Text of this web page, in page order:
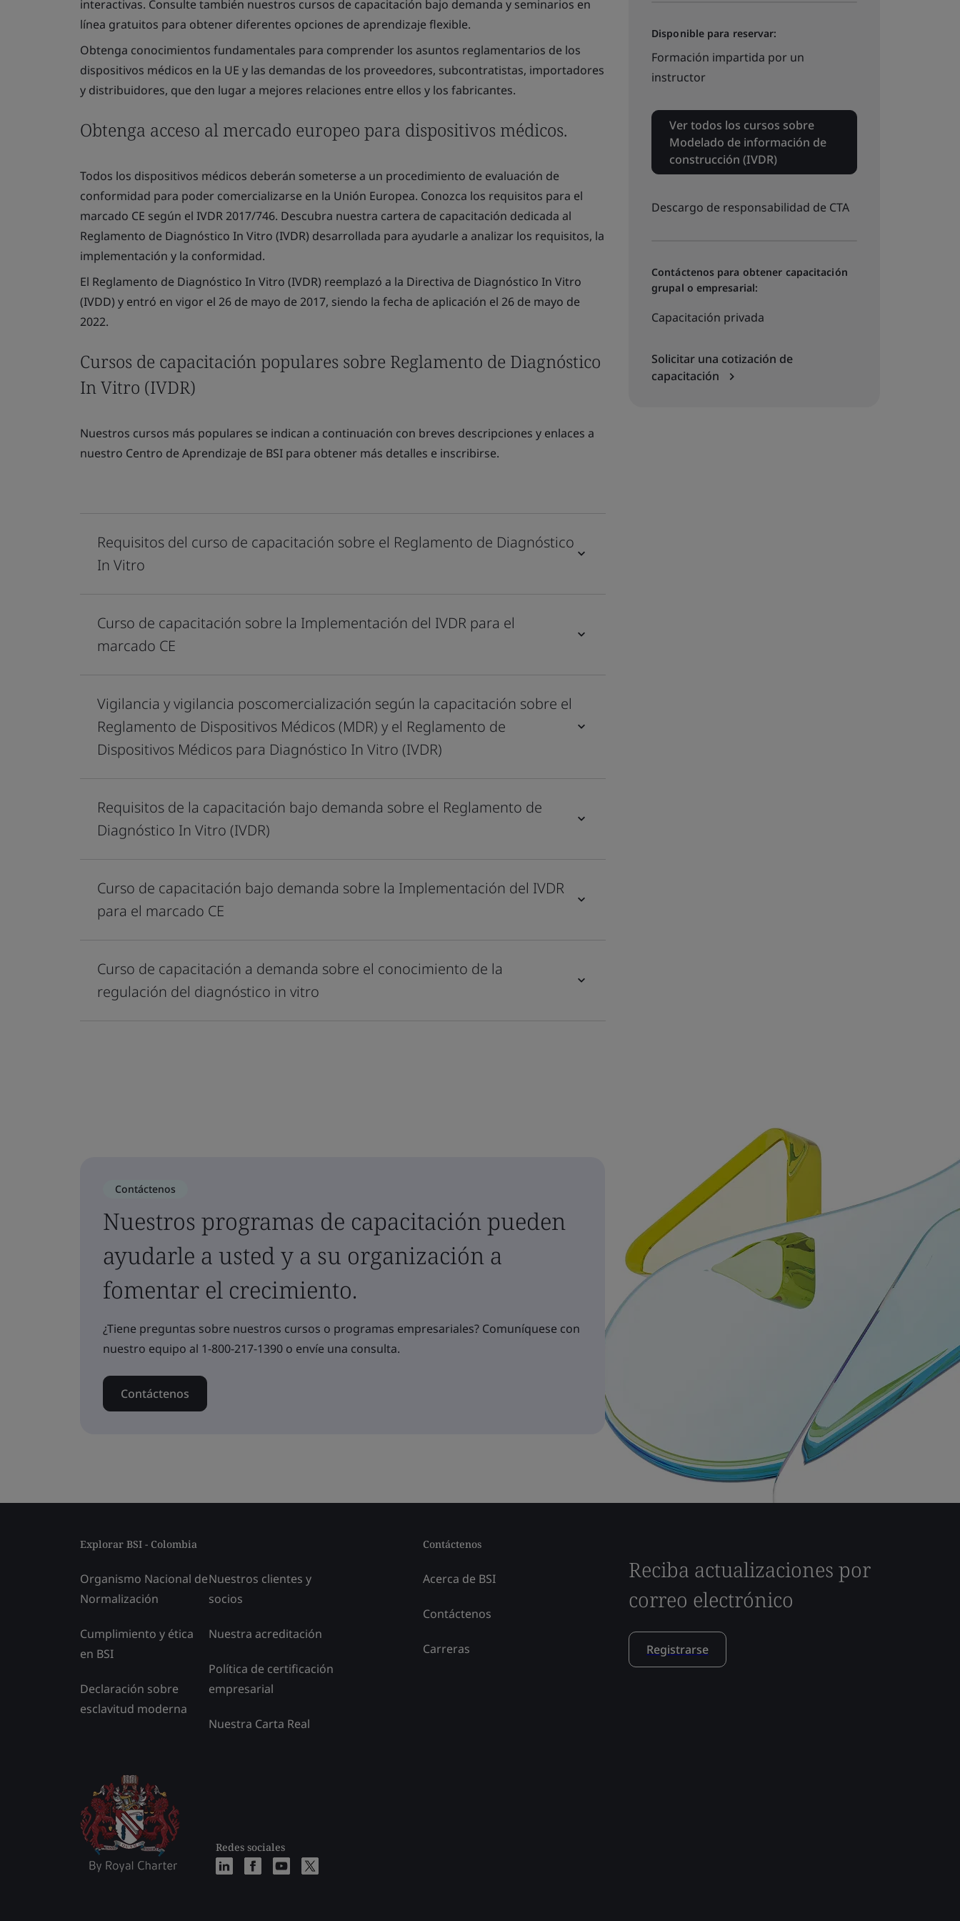
Disponible para reservar:
Formación impartida por un
instructor
Ver todos los cursos sobre
Modelado de información de
construcción (IVDR)
Descargo de responsabilidad de CTA
Contáctenos para obtener capacitación
grupal o empresarial:
Capacitación privada
Solicitar una cotización de
capacitación
interactivas. Consulte también nuestros cursos de capacitación bajo demanda y seminarios en
línea gratuitos para obtener diferentes opciones de aprendizaje flexible.
Obtenga conocimientos fundamentales para comprender los asuntos reglamentarios de los
dispositivos médicos en la UE y las demandas de los proveedores, subcontratistas, importadores
y distribuidores, que den lugar a mejores relaciones entre ellos y los fabricantes.
Obtenga acceso al mercado europeo para dispositivos médicos.
Todos los dispositivos médicos deberán someterse a un procedimiento de evaluación de
conformidad para poder comercializarse en la Unión Europea. Conozca los requisitos para el
marcado CE según el IVDR 2017/746. Descubra nuestra cartera de capacitación dedicada al
Reglamento de Diagnóstico In Vitro (IVDR) desarrollada para ayudarle a analizar los requisitos, la
implementación y la conformidad.
El Reglamento de Diagnóstico In Vitro (IVDR) reemplazó a la Directiva de Diagnóstico In Vitro
(IVDD) y entró en vigor el 26 de mayo de 2017, siendo la fecha de aplicación el 26 de mayo de
2022.
Cursos de capacitación populares sobre Reglamento de Diagnóstico
In Vitro (IVDR)
Nuestros cursos más populares se indican a continuación con breves descripciones y enlaces a
nuestro Centro de Aprendizaje de BSI para obtener más detalles e inscribirse.
Requisitos del curso de capacitación sobre el Reglamento de Diagnóstico
In Vitro
Curso de capacitación sobre la Implementación del IVDR para el
marcado CE
Vigilancia y vigilancia poscomercialización según la capacitación sobre el
Reglamento de Dispositivos Médicos (MDR) y el Reglamento de
Dispositivos Médicos para Diagnóstico In Vitro (IVDR)
Requisitos de la capacitación bajo demanda sobre el Reglamento de
Diagnóstico In Vitro (IVDR)
Curso de capacitación bajo demanda sobre la Implementación del IVDR
para el marcado CE
Curso de capacitación a demanda sobre el conocimiento de la
regulación del diagnóstico in vitro
Contáctenos
Nuestros programas de capacitación pueden
ayudarle a usted y a su organización a
fomentar el crecimiento.
¿Tiene preguntas sobre nuestros cursos o programas empresariales? Comuníquese con
nuestro equipo al 1-800-217-1390 o envíe una consulta.
Contáctenos
Explorar BSI - Colombia
Organismo Nacional de
Normalización
Cumplimiento y ética
en BSI
Declaración sobre
esclavitud moderna
Nuestros clientes y
socios
Nuestra acreditación
Política de certificación
empresarial
Nuestra Carta Real
Redes sociales
Contáctenos
Acerca de BSI
Contáctenos
Carreras
Reciba actualizaciones por
correo electrónico
Registrarse